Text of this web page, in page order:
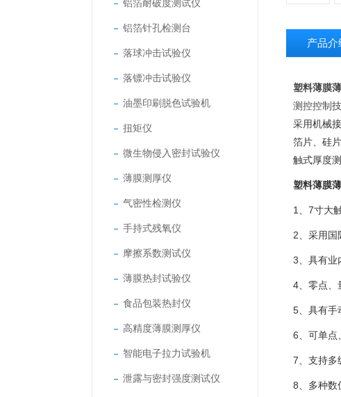
铝箔耐破度测试仪
铝箔针孔检测台
落球冲击试验仪
落镖冲击试验仪
油墨印刷脱色试验机
扭矩仪
微生物侵入密封试验仪
薄膜测厚仪
气密性检测仪
手持式残氧仪
摩擦系数测试仪
薄膜热封试验仪
食品包装热封仪
高精度薄膜测厚仪
智能电子拉力试验机
泄露与密封强度测试仪
产品介
塑料薄膜
测控控制
采用机械
箔片、硅
触式厚度
塑料薄膜
1、7寸大
2、采用国
3、具有业
4、零点、
5、具有手
6、可单点
7、支持多
8、多种数